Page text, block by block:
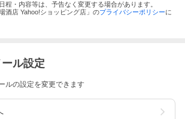
程・内容等は、予告なく変更する場合があります。
酒店 Yahoo!ショッピング店 」のプライバシーポリシーに
ル設定
ルの設定を変更できます